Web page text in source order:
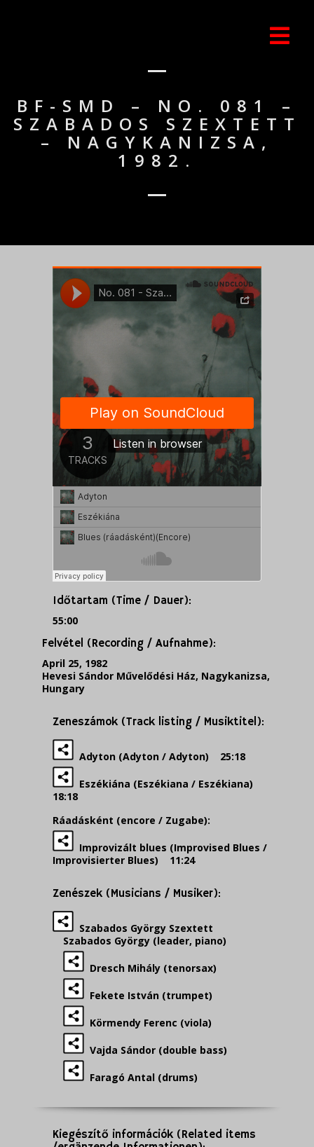
BF-SMD – NO. 081 –
SZABADOS SZEXTETT
– NAGYKANIZSA,
1982.
Időtartam (Time / Dauer):
55:00
Felvétel (Recording / Aufnahme):
April 25, 1982
Hevesi Sándor Művelődési Ház, Nagykanizsa,
Hungary
Zeneszámok (Track listing / Musiktitel):
Adyton (Adyton / Adyton) 25:18
Eszékiána (Eszékiana / Eszékiana)
18:18
Ráadásként (encore / Zugabe):
Improvizált blues (Improvised Blues /
Improvisierter Blues) 11:24
Zenészek (Musicians / Musiker):
Szabados György Szextett
Szabados György (leader, piano)
Dresch Mihály (tenorsax)
Fekete István (trumpet)
Körmendy Ferenc (viola)
Vajda Sándor (double bass)
Faragó Antal (drums)
Kiegészítő információk (Related items